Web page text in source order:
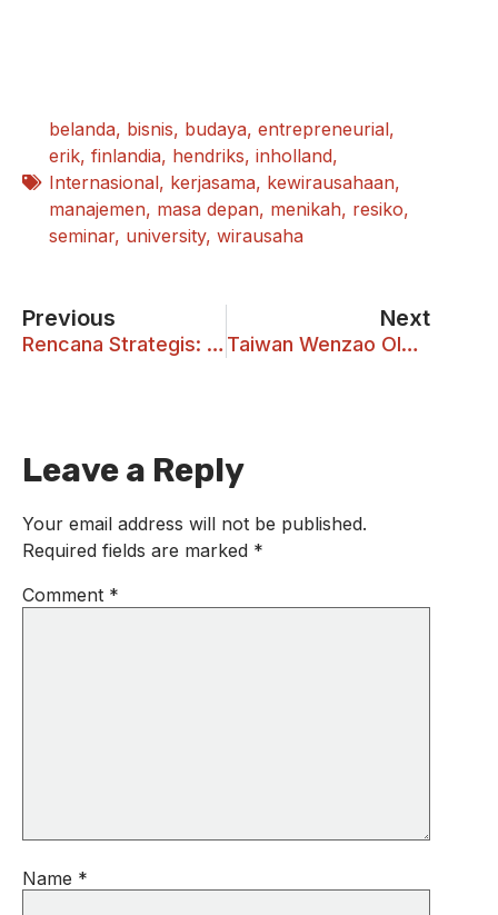
belanda, bisnis, budaya, entrepreneurial,
erik, finlandia, hendriks, inholland,
Internasional, kerjasama, kewirausahaan,
manajemen, masa depan, menikah, resiko,
seminar, university, wirausaha
Previous
Rencana Strategis: Kembangkan Potensi Energi Baru dan Terbarukan
Next
Taiwan Wenzao OICC Chinese Summer School
Leave a Reply
Your email address will not be published.
Required fields are marked *
Comment *
Name *